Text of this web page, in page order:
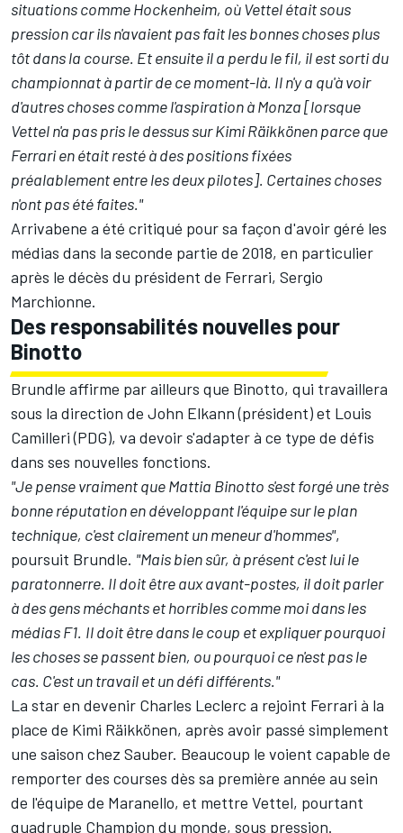
situations comme Hockenheim, où Vettel était sous
pression car ils n'avaient pas fait les bonnes choses plus
tôt dans la course. Et ensuite il a perdu le fil, il est sorti du
championnat à partir de ce moment-là. Il n'y a qu'à voir
d'autres choses comme l'aspiration à Monza [lorsque
Vettel n'a pas pris le dessus surKimi Räikkönenparce que
Ferrari en était resté à des positions fixées
préalablement entre les deux pilotes]. Certaines choses
n'ont pas été faites."
Arrivabene a été critiqué pour sa façon d'avoir géré les
médias dans la seconde partie de 2018, en particulier
après le décès du président de Ferrari, Sergio
Marchionne.
Des responsabilités nouvelles pour
Binotto
Brundle affirme par ailleurs que Binotto, qui travaillera
sous la direction de John Elkann (président) et Louis
Camilleri (PDG), va devoir s'adapter à ce type de défis
dans ses nouvelles fonctions.
"Je pense vraiment que Mattia Binotto s'est forgé une très
bonne réputation en développant l'équipe sur le plan
technique, c'est clairement un meneur d'hommes",
poursuit Brundle. "Mais bien sûr, à présent c'est lui le
paratonnerre. Il doit être aux avant-postes, il doit parler
à des gens méchants et horribles comme moi dans les
médias F1. Il doit être dans le coup et expliquer pourquoi
les choses se passent bien, ou pourquoi ce n'est pas le
cas. C'est un travail et un défi différents."
La star en devenir Charles Leclerc a rejoint Ferrari à la
place de Kimi Räikkönen, après avoir passé simplement
une saison chez Sauber. Beaucoup le voient capable de
remporter des courses dès sa première année au sein
de l'équipe de Maranello, et mettre Vettel, pourtant
quadruple Champion du monde, sous pression.